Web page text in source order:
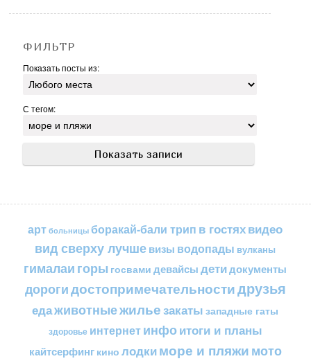
ФИЛЬТР
Показать посты из:
С тегом:
арт больницы боракай-бали трип в гостяхвидео
вид сверху лучшевизы водопады вулканы
гималаи горы госвами девайсы детидокументы
дорогидостопримечательностидрузья
едаживотныежильезакаты западные гаты
здоровье интернетинфоитоги и планы
кайтсерфинг кино лодкиморе и пляжимото